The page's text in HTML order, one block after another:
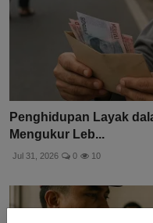
Penghidupan Layak
Mengukur Leb...
Jul 31, 2026 0 10